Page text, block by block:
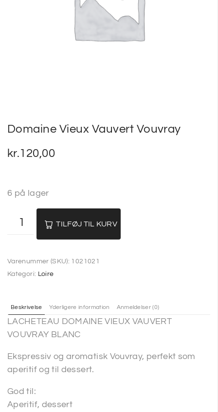
Domaine Vieux Vauvert Vouvray
kr.120,00
6 på lager
TILFØJ TIL KURV
Varenummer (SKU): 1021021
Kategori: Loire
Beskrivelse Yderligere information Anmeldelser (0)
LACHETEAU DOMAINE VIEUX VAUVERT
VOUVRAY BLANC
Ekspressiv og aromatisk Vouvray, perfekt som
aperitif og til dessert.
God til:
Aperitif, dessert